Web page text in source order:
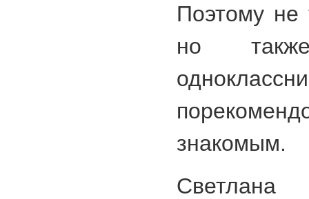
Поэтому не
но
знакомым.
Светлана